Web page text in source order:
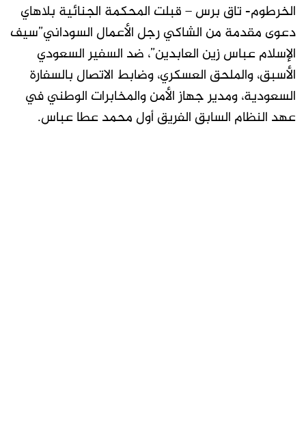
الخرطوم- تاق برس – قبلت المحكمة الجنائية بلاهاي
دعوى مقدمة من الشاكي رجل الأعمال السوداني”سيف
الإسلام عباس زين العابدين”، ضد السفير السعودي
الأسبق، والملحق العسكري، وضابط الاتصال بالسفارة
السعودية، ومدير جهاز الأمن والمخابرات الوطني في
عهد النظام السابق الفريق أول محمد عطا عباس.